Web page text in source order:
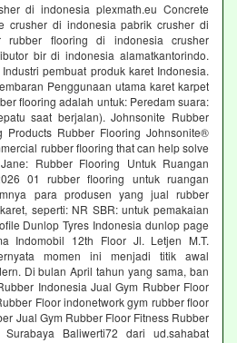
di indonesia plexmath.eu Concrete
crusher di indonesia pabrik crusher di
rubber flooring di indonesia crusher
bir di indonesia alamatkantorindo.
pembuat produk karet Indonesia.
Penggunaan utama karet karpet
flooring adalah untuk: Peredam suara:
saat berjalan). Johnsonite Rubber
Products Rubber Flooring Johnsonite®
rubber flooring that can help solve
Rubber Flooring Untuk Ruangan
01 rubber flooring untuk ruangan
para produsen yang jual rubber
seperti: NR SBR: untuk pemakaian
Dunlop Tyres Indonesia dunlop page
Indomobil 12th Floor Jl. Letjen M.T.
momen ini menjadi titik awal
Di bulan April tahun yang sama, ban
Indonesia Jual Gym Rubber Floor
Floor indonetwork gym rubber floor
Jual Gym Rubber Floor Fitness Rubber
Baliwerti72 dari ud.sahabat